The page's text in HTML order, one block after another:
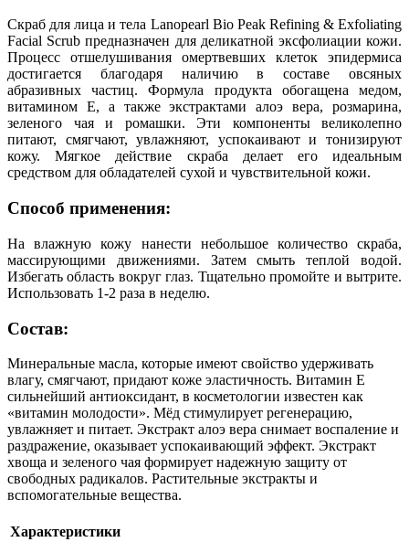
Скраб для лица и тела Lanopearl Bio Peak Refining & Exfoliating
Facial Scrub предназначен для деликатной эксфолиации кожи.
Процесс отшелушивания омертвевших клеток эпидермиса
достигается благодаря наличию в составе овсяных
абразивных частиц. Формула продукта обогащена медом,
витамином E, а также экстрактами алоэ вера, розмарина,
зеленого чая и ромашки. Эти компоненты великолепно
питают, смягчают, увлажняют, успокаивают и тонизируют
кожу. Мягкое действие скраба делает его идеальным
средством для обладателей сухой и чувствительной кожи.
Способ применения:
На влажную кожу нанести небольшое количество скраба,
массирующими движениями. Затем смыть теплой водой.
Избегать область вокруг глаз. Тщательно промойте и вытрите.
Использовать 1-2 раза в неделю.
Состав:
Минеральные масла, которые имеют свойство удерживать
влагу, смягчают, придают коже эластичность. Витамин Е
сильнейший антиоксидант, в косметологии известен как
«витамин молодости». Мёд стимулирует регенерацию,
увлажняет и питает. Экстракт алоэ вера снимает воспаление и
раздражение, оказывает успокаивающий эффект. Экстракт
хвоща и зеленого чая формирует надежную защиту от
свободных радикалов. Растительные экстракты и
вспомогательные вещества.
Характеристики